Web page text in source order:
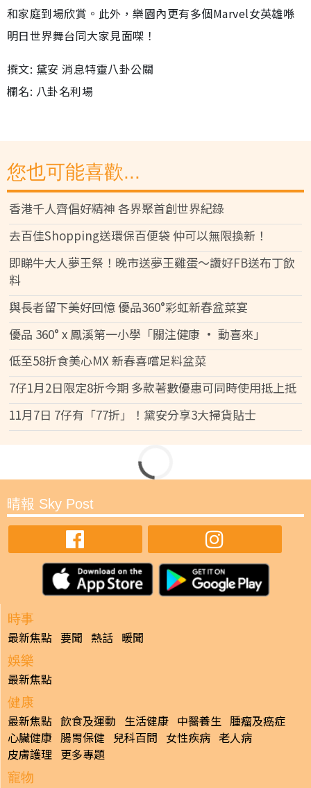
和家庭到場欣賞。此外，樂園內更有多個Marvel女英雄喺
明日世界舞台同大家見面㗎！
撰文: 黛安 消息特靈八卦公關
欄名: 八卦名利場
您也可能喜歡...
香港千人齊倡好精神 各界聚首創世界紀錄
去百佳Shopping送環保百便袋 仲可以無限換新！
即睇牛大人夢王祭！晚市送夢王雞蛋～讚好FB送布丁飲
料
與長者留下美好回憶 優品360°彩虹新春盆菜宴
優品 360° x 鳳溪第一小學「關注健康 • 動喜來」
低至58折食美心MX 新春喜嚐足料盆菜
7仔1月2日限定8折今期 多款著數優惠可同時使用抵上抵
11月7日 7仔有「77折」！黛安分享3大掃貨貼士
晴報 Sky Post
時事
最新焦點 要聞 熱話 暖聞
娛樂
最新焦點
健康
最新焦點 飲食及運動 生活健康 中醫養生 腫瘤及癌症
心臟健康 腸胃保健 兒科百問 女性疾病 老人病
皮膚護理 更多專題
寵物